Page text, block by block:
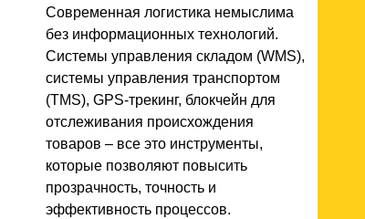
Современная логистика немыслима
без информационных технологий.
Системы управления складом (WMS),
системы управления транспортом
(TMS), GPS-трекинг, блокчейн для
отслеживания происхождения
товаров – все это инструменты,
которые позволяют повысить
прозрачность, точность и
эффективность процессов.